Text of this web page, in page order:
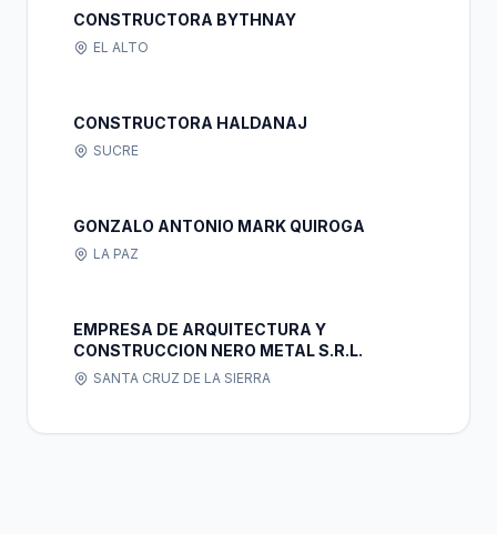
CONSTRUCTORA BYTHNAY
EL ALTO
CONSTRUCTORA HALDANAJ
SUCRE
GONZALO ANTONIO MARK QUIROGA
LA PAZ
EMPRESA DE ARQUITECTURA Y
CONSTRUCCION NERO METAL S.R.L.
SANTA CRUZ DE LA SIERRA